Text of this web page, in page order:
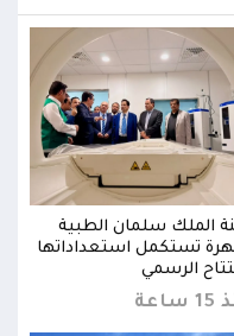
الملك سلمان الطبية
تستكمل استعداداتها
الرسمي